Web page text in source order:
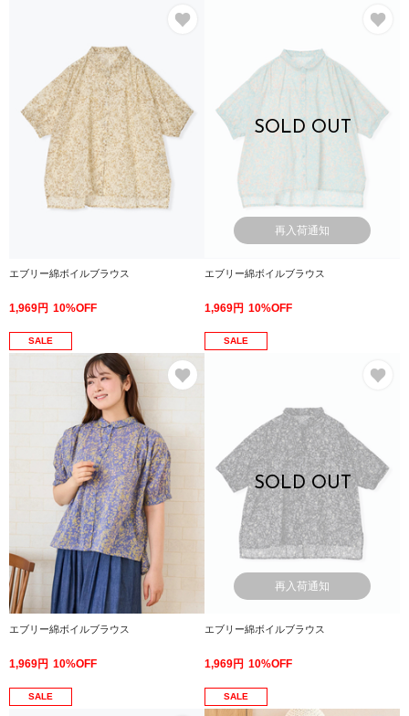
エブリー綿ボイルブラウス
1,969円 10%OFF
SOLD OUT
再入荷通知
エブリー綿ボイルブラウス
1,969円 10%OFF
SALE
エブリー綿ボイルブラウス
1,969円 10%OFF
SALE
SOLD OUT
再入荷通知
エブリー綿ボイルブラウス
1,969円 10%OFF
SALE SALE